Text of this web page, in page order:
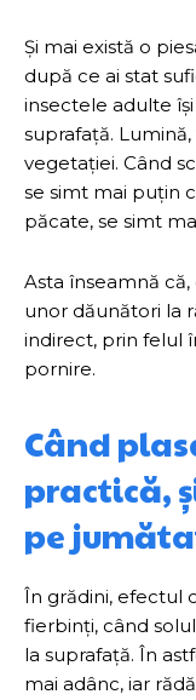
Și mai există o
după ce ai stat
insectele adulte
suprafață.
vegetației. Când
se simt mai puțin
păcate, se simt
Asta înseamnă
unor dăunători la
indirect, prin felul
pornire.
Când
practică,
pe
În grădini, efectul
fierbinți, când
la suprafață. În
mai adânc, iar